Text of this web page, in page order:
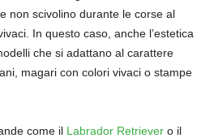
non scivolino durante le corse al
In questo caso, anche l’estetica
che si adattano al carattere
magari con colori vivaci o stampe
come il Labrador Retriever o il